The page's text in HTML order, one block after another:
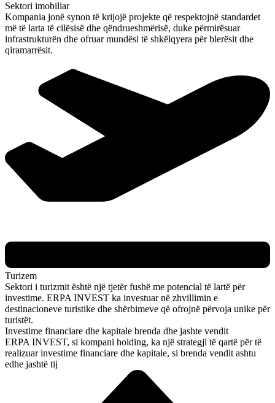
Sektori imobiliar
Kompania jonë synon të krijojë projekte që respektojnë standardet
më të larta të cilësisë dhe qëndrueshmërisë, duke përmirësuar
infrastrukturën dhe ofruar mundësi të shkëlqyera për blerësit dhe
qiramarrësit.
Turizem
Sektori i turizmit është një tjetër fushë me potencial të lartë për
investime. ERPA INVEST ka investuar në zhvillimin e
destinacioneve turistike dhe shërbimeve që ofrojnë përvoja unike për
turistët.
Investime financiare dhe kapitale brenda dhe jashte vendit
ERPA INVEST, si kompani holding, ka një strategji të qartë për të
realizuar investime financiare dhe kapitale, si brenda vendit ashtu
edhe jashtë tij